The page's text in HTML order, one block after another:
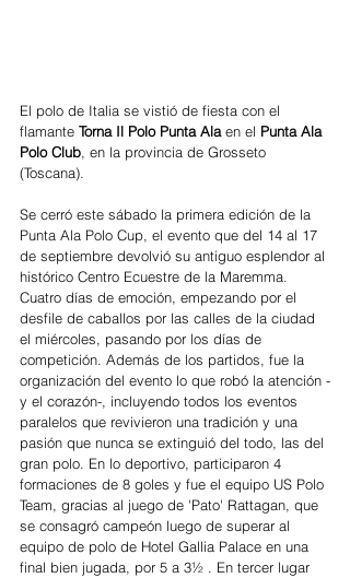
El polo de Italia se vistió de fiesta con el
flamante Torna Il Polo Punta Ala en el Punta Ala
Polo Club, en la provincia de Grosseto
(Toscana).
Se cerró este sábado la primera edición de la
Punta Ala Polo Cup, el evento que del 14 al 17
de septiembre devolvió su antiguo esplendor al
histórico Centro Ecuestre de la Maremma.
Cuatro días de emoción, empezando por el
desfile de caballos por las calles de la ciudad
el miércoles, pasando por los días de
competición. Además de los partidos, fue la
organización del evento lo que robó la atención -
y el corazón-, incluyendo todos los eventos
paralelos que revivieron una tradición y una
pasión que nunca se extinguió del todo, las del
gran polo. En lo deportivo, participaron 4
formaciones de 8 goles y fue el equipo US Polo
Team, gracias al juego de 'Pato' Rattagan, que
se consagró campeón luego de superar al
equipo de polo de Hotel Gallia Palace en una
final bien jugada, por 5 a 3½ . En tercer lugar